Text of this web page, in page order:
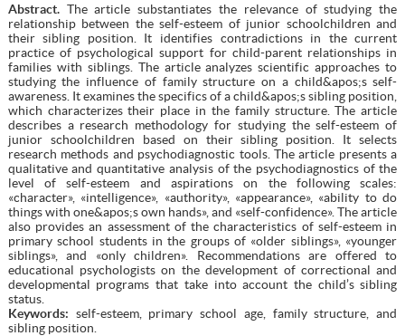
Abstract.The article substantiates the relevance of studying the
relationship between the self-esteem of junior schoolchildren and
their sibling position. It identifies contradictions in the current
practice of psychological support for child-parent relationships in
families with siblings. The article analyzes scientific approaches to
studying the influence of family structure on a child&apos;s self-
awareness. It examines the specifics of a child&apos;s sibling position,
which characterizes their place in the family structure. The article
describes a research methodology for studying the self-esteem of
junior schoolchildren based on their sibling position. It selects
research methods and psychodiagnostic tools. The article presents a
qualitative and quantitative analysis of the psychodiagnostics of the
level of self-esteem and aspirations on the following scales:
«character», «intelligence», «authority», «appearance», «ability to do
things with one&apos;s own hands», and «self-confidence». The article
also provides an assessment of the characteristics of self-esteem in
primary school students in the groups of «older siblings», «younger
siblings», and «only children». Recommendations are offered to
educational psychologists on the development of correctional and
developmental programs that take into account the child’s sibling
status.
Keywords: self-esteem, primary school age, family structure, and
sibling position.